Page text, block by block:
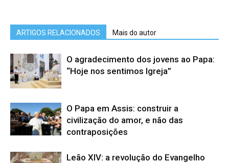
ARTIGOS RELACIONADOS Mais do autor
O agradecimento dos jovens ao Papa:
“Hoje nos sentimos Igreja”
O Papa em Assis: construir a
civilização do amor, e não das
contraposições
Leão XIV: a revolução do Evangelho